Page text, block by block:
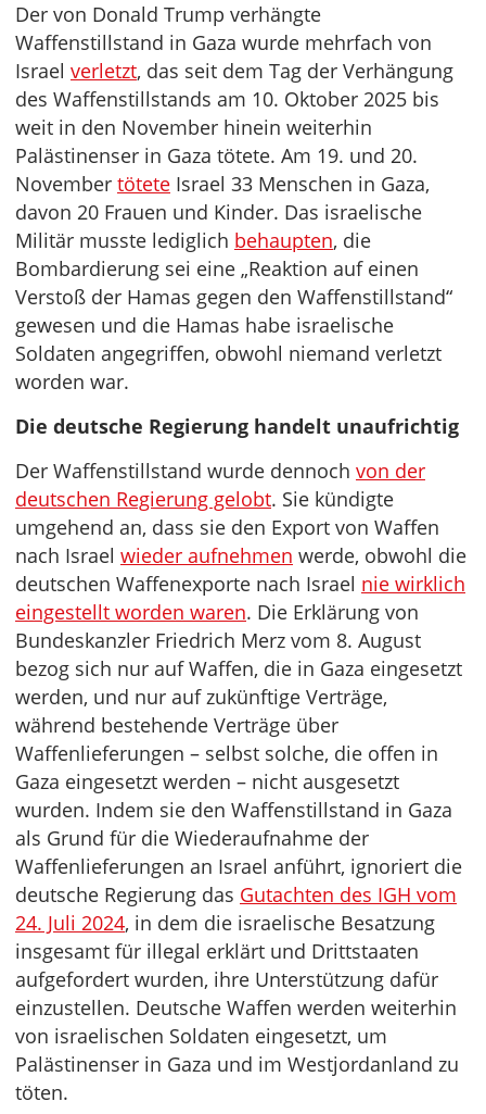
Der von Donald Trump verhängte
Waffenstillstand in Gaza wurde mehrfach von
Israel verletzt, das seit dem Tag der Verhängung
des Waffenstillstands am 10. Oktober 2025 bis
weit in den November hinein weiterhin
Palästinenser in Gaza tötete. Am 19. und 20.
November tötete Israel 33 Menschen in Gaza,
davon 20 Frauen und Kinder. Das israelische
Militär musste lediglich behaupten, die
Bombardierung sei eine „Reaktion auf einen
Verstoß der Hamas gegen den Waffenstillstand“
gewesen und die Hamas habe israelische
Soldaten angegriffen, obwohl niemand verletzt
worden war.
Die deutsche Regierung handelt unaufrichtig
Der Waffenstillstand wurde dennoch von der
deutschen Regierung gelobt. Sie kündigte
umgehend an, dass sie den Export von Waffen
nach Israel wieder aufnehmen werde, obwohl die
deutschen Waffenexporte nach Israel nie wirklich
eingestellt worden waren. Die Erklärung von
Bundeskanzler Friedrich Merz vom 8. August
bezog sich nur auf Waffen, die in Gaza eingesetzt
werden, und nur auf zukünftige Verträge,
während bestehende Verträge über
Waffenlieferungen – selbst solche, die offen in
Gaza eingesetzt werden – nicht ausgesetzt
wurden. Indem sie den Waffenstillstand in Gaza
als Grund für die Wiederaufnahme der
Waffenlieferungen an Israel anführt, ignoriert die
deutsche Regierung das Gutachten des IGH vom
24. Juli 2024, in dem die israelische Besatzung
insgesamt für illegal erklärt und Drittstaaten
aufgefordert wurden, ihre Unterstützung dafür
einzustellen. Deutsche Waffen werden weiterhin
von israelischen Soldaten eingesetzt, um
Palästinenser in Gaza und im Westjordanland zu
töten.